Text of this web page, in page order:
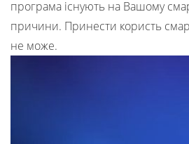
програма існують на Вашому
причини. Принести користь
не може.